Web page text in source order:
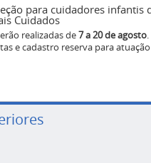
para cuidadores infantis
Cuidados
realizadas de7 a 20 de agosto
e cadastro reserva para